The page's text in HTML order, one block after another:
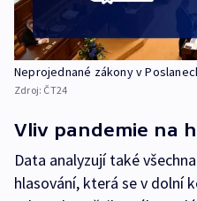
Neprojednané zákony v
Zdroj: ČT24
Vliv pandemie na
Data analyzují také
hlasování, která se v dolní